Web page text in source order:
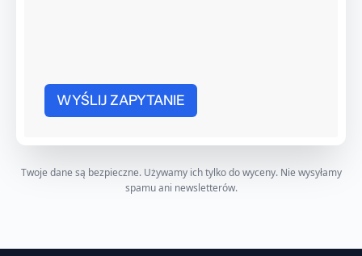
WYŚLIJ ZAPYTANIE
Twoje dane są bezpieczne. Używamy ich tylko do wyceny. Nie wysyłamy
spamu ani newsletterów.